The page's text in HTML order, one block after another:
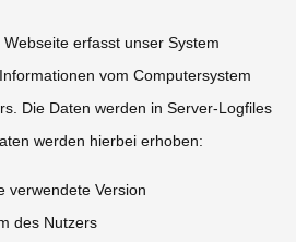
erfasst unser System
vom Computersystem
Die Daten werden in Server-Logfiles
werden hierbei erhoben:
verwendete Version
des Nutzers